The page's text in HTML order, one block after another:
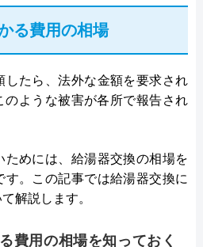
る費用の相場
したら、法外な金額を要求され
ような被害が各所で報告され
ためには、給湯器交換の相場を
。この記事では給湯器交換に
解説します。
費用の相場を知っておく